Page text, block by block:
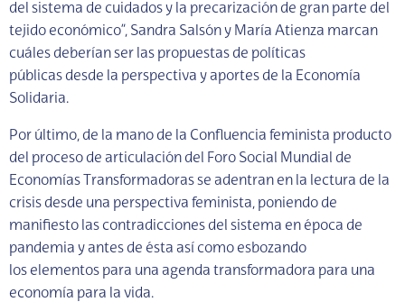
del sistema de cuidados y la precarización de gran parte del
tejido económico”, Sandra Salsón y María Atienza marcan
cuáles deberían ser las propuestas de políticas
públicas desde la perspectiva y aportes de la Economía
Solidaria.
Por último, de la mano de la Confluencia feminista producto
del proceso de articulación del Foro Social Mundial de
Economías Transformadoras se adentran en la lectura de la
crisis desde una perspectiva feminista, poniendo de
manifiesto las contradicciones del sistema en época de
pandemia y antes de ésta así como esbozando
los elementos para una agenda transformadora para una
economía para la vida.